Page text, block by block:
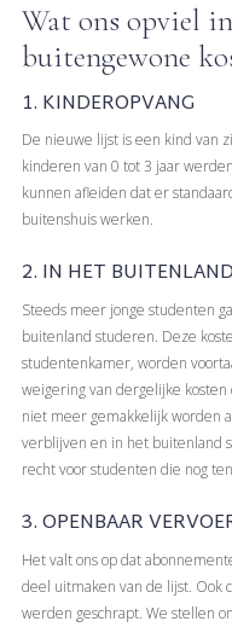
Wat ons opviel
buitengewone
1. KINDEROPVANG
De nieuwe lijst is een kind van
kinderen van 0 tot 3 jaar
kunnen afleiden dat er
buitenshuis werken.
2. IN HET
Steeds meer jonge studenten
buitenland studeren. Deze
studentenkamer, worden
weigering van dergelijke
niet meer gemakkelijk worden
verblijven en in het buitenland
recht voor studenten die nog
3. OPENBAAR
Het valt ons op dat
deel uitmaken van de lijst. Ook
werden geschrapt. We stellen